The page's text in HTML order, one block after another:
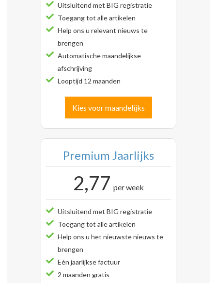
Uitsluitend met BIG registratie
Toegang tot alle artikelen
Help ons u relevant nieuws te
brengen
Automatische maandelijkse
afschrijving
Looptijd 12 maanden
Kies voor maandelijks
Premium Jaarlijks
2,77 per week
Uitsluitend met BIG registratie
Toegang tot alle artikelen
Help ons u het nieuwste nieuws te
brengen
Eén jaarlijkse factuur
2 maanden gratis